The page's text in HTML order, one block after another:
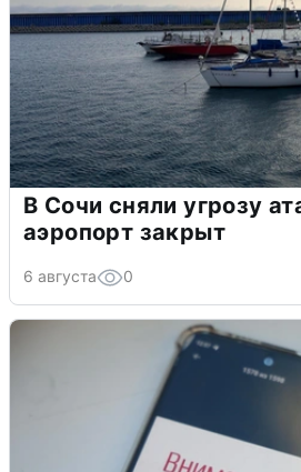
В Сочи сняли угрозу
аэропорт закрыт
6 августа 0